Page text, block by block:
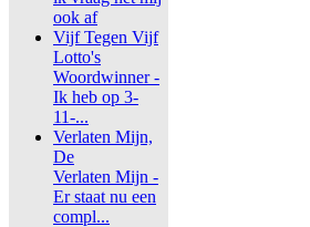
ook af
Vijf Tegen Vijf
Lotto's
Woordwinner -
Ik heb op 3-
11-...
Verlaten Mijn,
De
Verlaten Mijn -
Er staat nu een
compl...